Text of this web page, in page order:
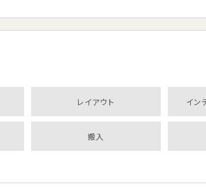
レイアウト イン
搬入